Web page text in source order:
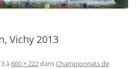
Vichy 2013
à 600 × 222dansChampionnats de